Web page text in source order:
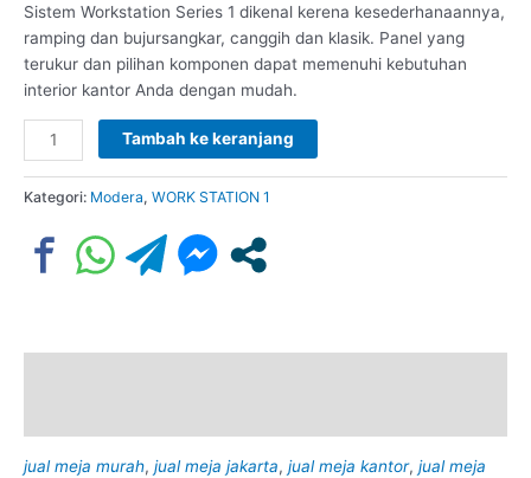
Sistem Workstation Series 1 dikenal kerena kesederhanaannya,
ramping dan bujursangkar, canggih dan klasik. Panel yang
terukur dan pilihan komponen dapat memenuhi kebutuhan
interior kantor Anda dengan mudah.
Tambah ke keranjang
Kategori: Modera, WORK STATION 1
jual meja murah, jual meja jakarta, jual meja kantor, jual meja